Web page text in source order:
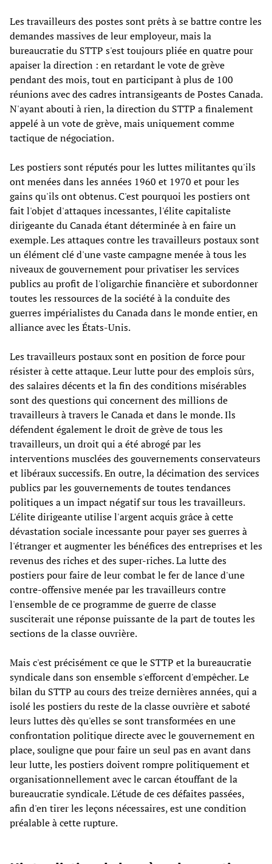
Les travailleurs des postes sont prêts à se battre contre les
demandes massives de leur employeur, mais la
bureaucratie du STTP s'est toujours pliée en quatre pour
apaiser la direction : en retardant le vote de grève
pendant des mois, tout en participant à plus de 100
réunions avec des cadres intransigeants de Postes Canada.
N'ayant abouti à rien, la direction du STTP a finalement
appelé à un vote de grève, mais uniquement comme
tactique de négociation.
Les postiers sont réputés pour les luttes militantes qu'ils
ont menées dans les années 1960 et 1970 et pour les
gains qu'ils ont obtenus. C'est pourquoi les postiers ont
fait l'objet d'attaques incessantes, l'élite capitaliste
dirigeante du Canada étant déterminée à en faire un
exemple. Les attaques contre les travailleurs postaux sont
un élément clé d'une vaste campagne menée à tous les
niveaux de gouvernement pour privatiser les services
publics au profit de l'oligarchie financière et subordonner
toutes les ressources de la société à la conduite des
guerres impérialistes du Canada dans le monde entier, en
alliance avec les États-Unis.
Les travailleurs postaux sont en position de force pour
résister à cette attaque. Leur lutte pour des emplois sûrs,
des salaires décents et la fin des conditions misérables
sont des questions qui concernent des millions de
travailleurs à travers le Canada et dans le monde. Ils
défendent également le droit de grève de tous les
travailleurs, un droit qui a été abrogé par les
interventions musclées des gouvernements conservateurs
et libéraux successifs. En outre, la décimation des services
publics par les gouvernements de toutes tendances
politiques a un impact négatif sur tous les travailleurs.
L'élite dirigeante utilise l'argent acquis grâce à cette
dévastation sociale incessante pour payer ses guerres à
l'étranger et augmenter les bénéfices des entreprises et les
revenus des riches et des super-riches. La lutte des
postiers pour faire de leur combat le fer de lance d'une
contre-offensive menée par les travailleurs contre
l'ensemble de ce programme de guerre de classe
susciterait une réponse puissante de la part de toutes les
sections de la classe ouvrière.
Mais c'est précisément ce que le STTP et la bureaucratie
syndicale dans son ensemble s'efforcent d'empêcher. Le
bilan du STTP au cours des treize dernières années, qui a
isolé les postiers du reste de la classe ouvrière et saboté
leurs luttes dès qu'elles se sont transformées en une
confrontation politique directe avec le gouvernement en
place, souligne que pour faire un seul pas en avant dans
leur lutte, les postiers doivent rompre politiquement et
organisationnellement avec le carcan étouffant de la
bureaucratie syndicale. L'étude de ces défaites passées,
afin d'en tirer les leçons nécessaires, est une condition
préalable à cette rupture.